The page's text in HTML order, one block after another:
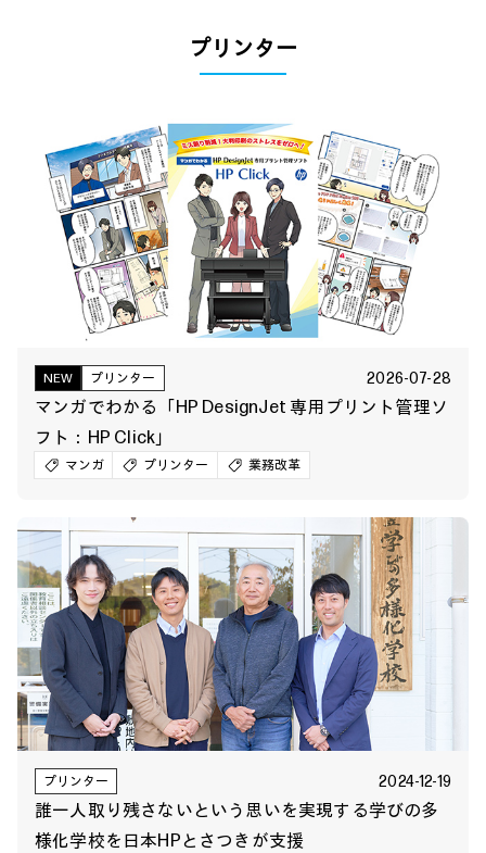
プリンター
NEW プリンター 2026-07-28
マンガでわかる「HP DesignJet 専用プリント管理ソ
フト：HP Click」
マンガ プリンター 業務改革
プリンター 2024-12-19
誰一人取り残さないという思いを実現する学びの多
様化学校を日本HPとさつきが支援